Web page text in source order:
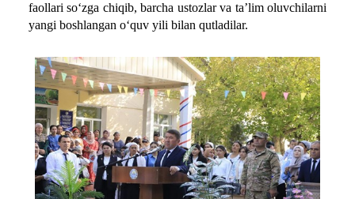
faollari so‘zga chiqib, barcha ustozlar va ta’lim oluvchilarni
yangi boshlangan o‘quv yili bilan qutladilar.